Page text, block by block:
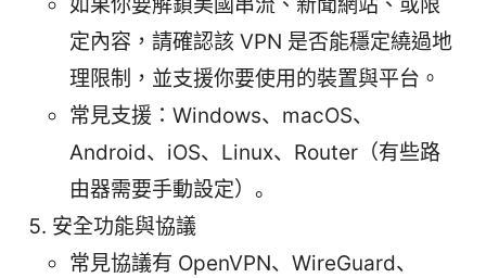
如果你要解鎖美國串流、新聞網站、或限
定內容，請確認該 VPN 是否能穩定繞過地
理限制，並支援你要使用的裝置與平台。
常見支援：Windows、macOS、
Android、iOS、Linux、Router（有些路
由器需要手動設定）。
安全功能與協議
常見協議有 OpenVPN、WireGuard、